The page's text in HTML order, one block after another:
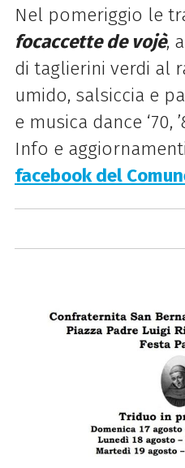
Nel pomeriggio le
focaccette de vojè,
di taglierini verdi al
umido, salsiccia e
e musica dance ‘70,
Info e
facebook del